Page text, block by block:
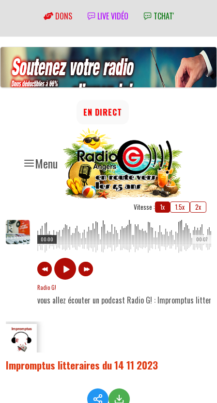
DONS LIVE VIDÉO TCHAT'
Menu
EN DIRECT
Vitesse : 1x 1.5x 2x
00:07
00:00
Radio G!
vous allez écouter un podcast Radio G! : Impromptus
Impromptus litteraires du 14 11 2023